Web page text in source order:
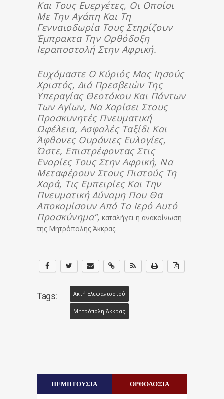
Και Τους Ευεργέτες, Οι Οποίοι
Με Την Αγάπη Και Τη
Γενναιοδωρία Τους Στηρίζουν
Έμπρακτα Την Ορθόδοξη
Ιεραποστολή Στην Αφρική.
Ευχόμαστε Ο Κύριός Μας Ιησούς
Χριστός, Διά Πρεσβειών Της
Υπεραγίας Θεοτόκου Και Πάντων
Των Αγίων, Να Χαρίσει Στους
Προσκυνητές Πνευματική
Ωφέλεια, Ασφαλές Ταξίδι Και
Άφθονες Ουράνιες Ευλογίες,
Ώστε, Επιστρέφοντας Στις
Ενορίες Τους Στην Αφρική, Να
Μεταφέρουν Στους Πιστούς Τη
Χαρά, Τις Εμπειρίες Και Την
Πνευματική Δύναμη Που Θα
Αποκομίσουν Από Το Ιερό Αυτό
Προσκύνημα”, καταλήγει η ανακοίνωση
της Μητρόπολης Άκκρας.
Tags: Ακτή Ελεφαντοστού
Μητρόπολη Άκκρας
ΠΕΜΠΤΟΥΣΙΑ ΟΡΘΟΔΟΞΙΑ